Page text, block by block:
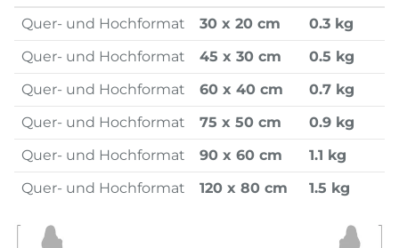
Quer- und Hochformat
30 x 20 cm
0.3 kg
Quer- und Hochformat
45 x 30 cm
0.5 kg
Quer- und Hochformat
60 x 40 cm
0.7 kg
Quer- und Hochformat
75 x 50 cm
0.9 kg
Quer- und Hochformat
90 x 60 cm
1.1 kg
Quer- und Hochformat
120 x 80 cm 1.5 kg